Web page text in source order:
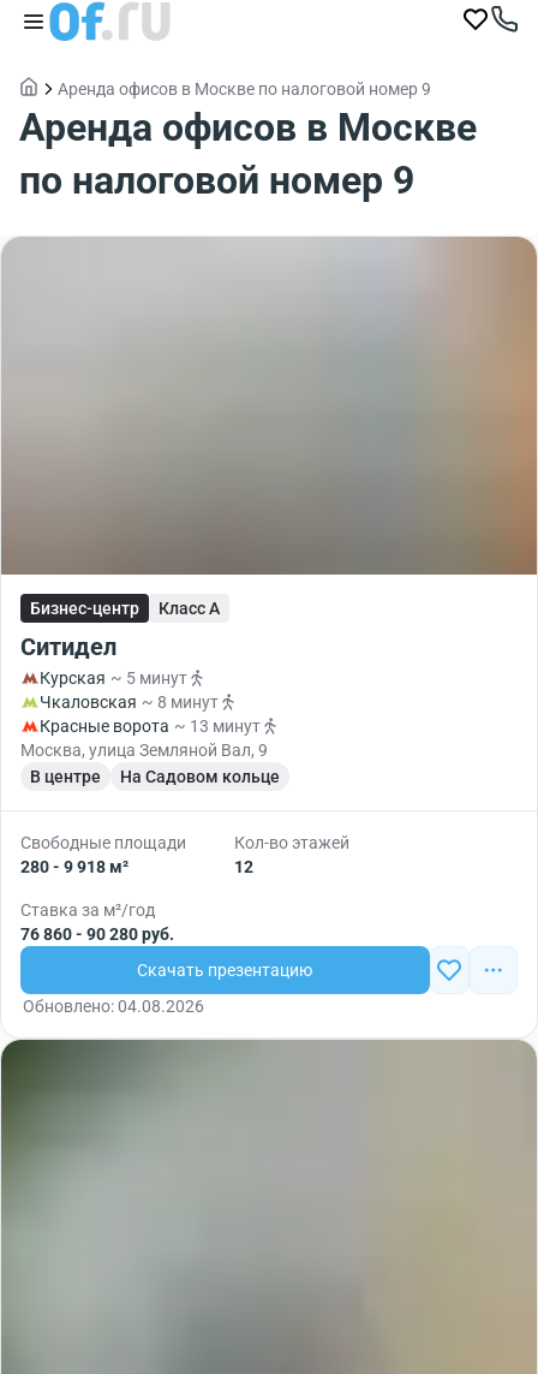
Аренда офисов в Москве по налоговой номер 9
Аренда офисов в Москве
по налоговой номер 9
Бизнес-центр Класс A
Ситидел
Курская ~ 5 минут
Чкаловская ~ 8 минут
Красные ворота ~ 13 минут
Москва, улица Земляной Вал, 9
В центре
На Садовом кольце
Свободные площади
280 - 9 918 м²
Кол-во этажей
12
Ставка за м²/год
76 860 - 90 280 руб.
Скачать презентацию
Обновлено: 04.08.2026